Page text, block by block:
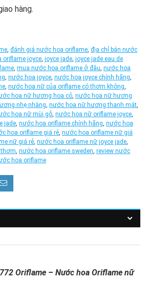
hàng.
đánh giá nước hoa oriflame địa chỉ bán nước
oriflame joyce joyce jade joyce jade eau de
mua nước hoa oriflame ở đâu nước hoa
nước hoa joyce nước hoa joyce chính hãng
nước hoa nữ của oriflame có thơm không
hoa nữ hương hoa cỏ nước hoa nữ hương
nhẹ nhàng nước hoa nữ hương thanh mát
hoa nữ mùi gỗ nước hoa nữ oriflame joyce
jade nước hoa oriflame chính hãng nước hoa
hoa oriflame giá rẻ nước hoa oriflame nữ giá
nữ giá rẻ nước hoa oriflame nữ joyce jade
nước hoa oriflame sweden review nước
hoa oriflame
Oriflame – Nước hoa Oriflame nữ